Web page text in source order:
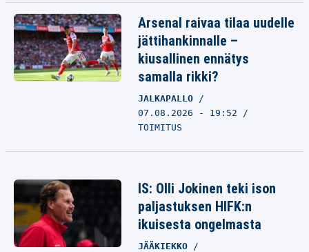
Arsenal raivaa tilaa uudelle
jättihankinnalle –
kiusallinen ennätys
samalla rikki?
JALKAPALLO
07.08.2026 - 19:52
TOIMITUS
IS: Olli Jokinen teki ison
paljastuksen HIFK:n
ikuisesta ongelmasta
JÄÄKIEKKO